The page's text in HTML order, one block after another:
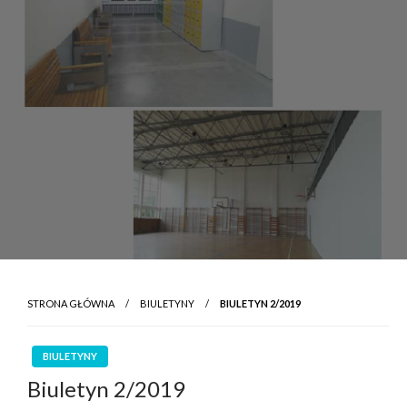
STRONA GŁÓWNA BIULETYNY BIULETYN 2/2019
BIULETYNY
Biuletyn 2/2019